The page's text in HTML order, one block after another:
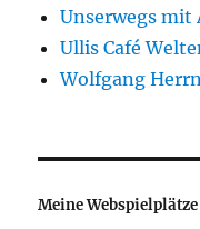
Unserwegs mit
Ullis Café
Wolfgang
Meine Webspielplätze